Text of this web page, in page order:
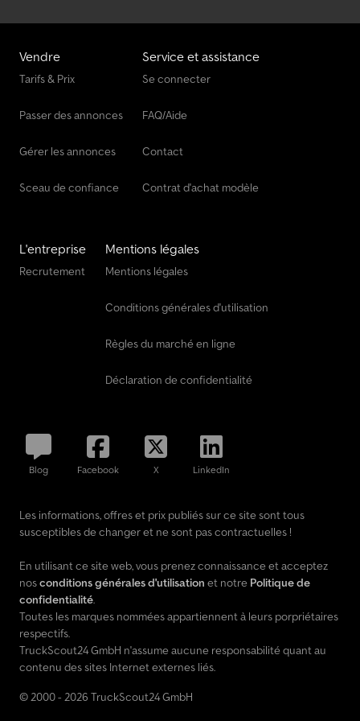
Vendre
Tarifs & Prix
Passer des annonces
Gérer les annonces
Sceau de confiance
Service et assistance
Se connecter
FAQ/Aide
Contact
Contrat d'achat modèle
L'entreprise
Recrutement
Mentions légales
Mentions légales
Conditions générales d'utilisation
Règles du marché en ligne
Déclaration de confidentialité
Blog Facebook X LinkedIn
Les informations, offres et prix publiés sur ce site sont tous
susceptibles de changer et ne sont pas contractuelles !
En utilisant ce site web, vous prenez connaissance et acceptez
nosconditions générales d'utilisation et notre Politique de
confidentialité.
Toutes les marques nommées appartiennent à leurs porpriétaires
respectifs.
TruckScout24 GmbH n'assume aucune responsabilité quant au
contenu des sites Internet externes liés.
© 2000 - 2026 TruckScout24 GmbH